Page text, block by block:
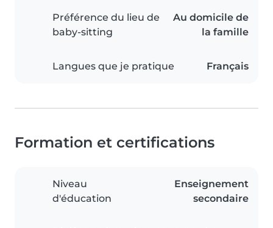
Préférence du lieu de
baby-sitting
Au domicile de
la famille
Langues que je pratique Français
Formation et certifications
Niveau
d'éducation
Enseignement
secondaire